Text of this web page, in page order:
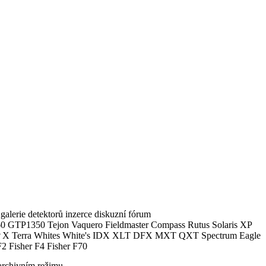
detektorů inzerce diskuzní fórum
Tejon Vaquero Fieldmaster Compass Rutus Solaris XP
Terra Whites White's IDX XLT DFX MXT QXT Spectrum Eagle
Fisher F4 Fisher F70